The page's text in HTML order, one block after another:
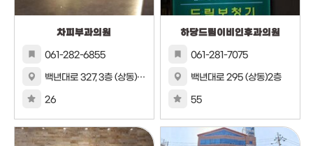
차피부과의원
061-282-6855
백년대로 327, 3층 (상동) 3층
26
하당드림이비인후과의원
061-281-7075
백년대로 295 (상동)2층
55